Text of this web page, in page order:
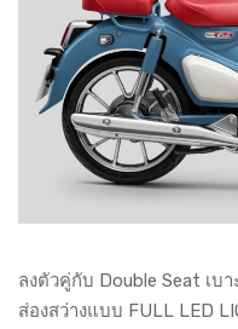
ลงตัวคู่กับ Double Seat เบ
ส่องสว่างแบบ FULL LED